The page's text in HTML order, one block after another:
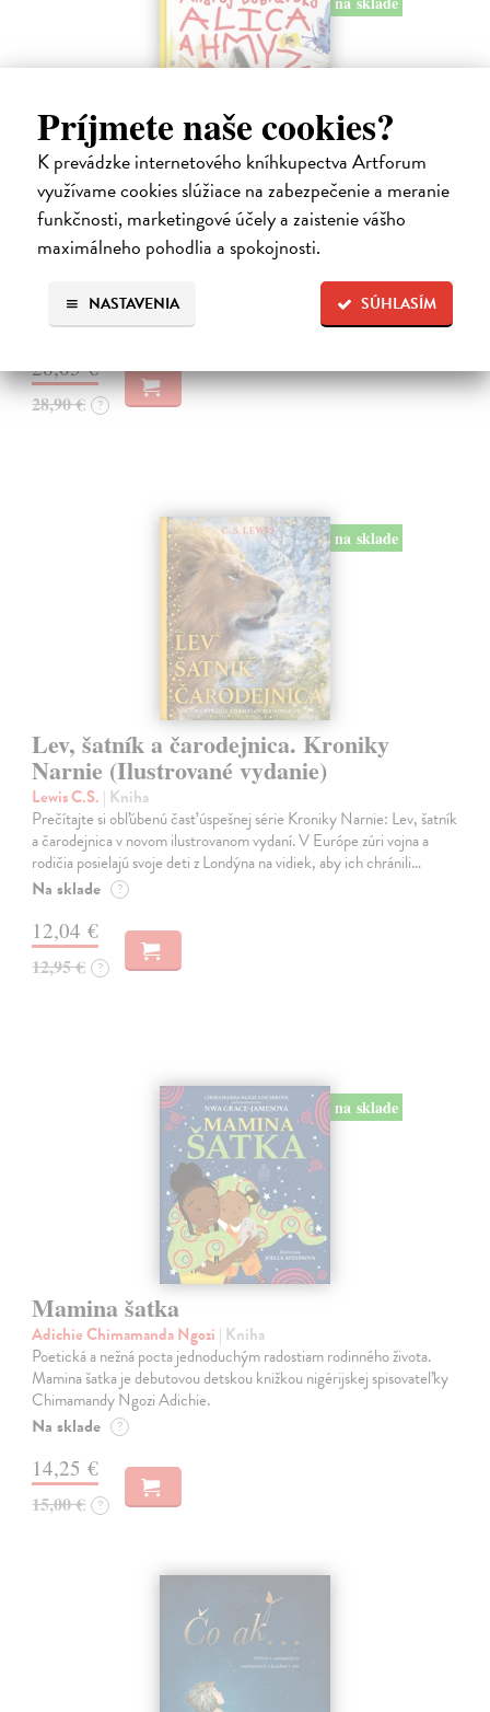
Príjmete naše cookies?
K prevádzke internetového kníhkupectva Artforum
využívame cookies slúžiace na zabezpečenie a meranie
funkčnosti, marketingové účely a zaistenie vášho
maximálneho pohodlia a spokojnosti.
SÚHLASÍM
NASTAVENIA
Alica a hmyz
Dúbravský Andrej| Kniha
Alica je zvedavá mačka, ktorá býva so zvedavým Andrejom. Obaja sú
fascinovaní ríšou hmyzu.
Na sklade ?
28,03 €
28,90 € ?
na sklade
Lev, šatník a čarodejnica. Kroniky
Narnie (Ilustrované vydanie)
Lewis C.S. | Kniha
Prečítajte si obľúbenú časť úspešnej série Kroniky Narnie: Lev, šatník
a čarodejnica v novom ilustrovanom vydaní. V Európe zúri vojna a
rodičia posielajú svoje deti z Londýna na vidiek, aby ich chránili…
Na sklade ?
12,04 €
12,95 € ?
na sklade
Mamina šatka
Adichie Chimamanda Ngozi | Kniha
Poetická a nežná pocta jednoduchým radostiam rodinného života.
Mamina šatka je debutovou detskou knižkou nigérijskej spisovateľky
Chimamandy Ngozi Adichie.
Na sklade ?
14,25 €
15,00 € ?